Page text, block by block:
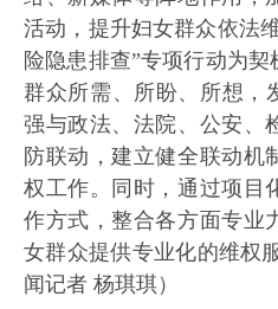
活动，提升妇女群众依法
险隐患排查”专项行动为
群众所需、所盼、所想，
强与政法、法院、公安、
防联动，建立健全联动机
权工作。同时，通过项目
作方式，整合各方面专业
女群众提供专业化的维权
闻记者 杨琪琪）